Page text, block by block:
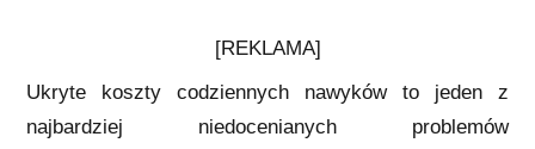
[REKLAMA]
Ukryte koszty codziennych nawyków to jeden z
najbardziej niedocenianych problemów